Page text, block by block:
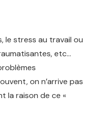
le stress au travail ou
etc…
on n’arrive pas
la raison de ce «